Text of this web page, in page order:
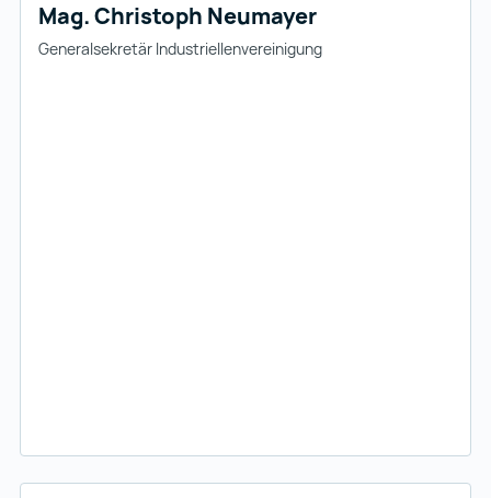
Mag. Christoph Neumayer
Generalsekretär Industriellenvereinigung